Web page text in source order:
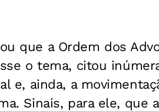
que a Ordem dos
o tema, citou
e, ainda, a
Sinais, para ele, que